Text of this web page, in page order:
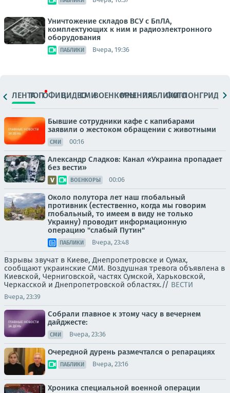
Уничтожение складов ВСУ с БпЛА,
комплектующих к ним и радиоэлектронного
оборудования
ПАБЛИКИ Вчера, 19:36
ЛЕНТАТОПОФИЦ.ВИДЕОСМИВОЕНКОРЫМНЕНИЯПАБЛИКИ
ФОТОЛОНГРИДЫ
Бывшие сотрудники кафе с капибарами
заявили о жестоком обращении с животными
СМИ 00:16
Александр Сладков: Канал «Украина пропадает
без вести»
ВОЕНКОРЫ 00:06
Около полутора лет наш глобальный
противник (естественно, когда мы говорим
глобальный, то имеем в виду не только
Украину) проводит информационную
операцию "слабый Путин"
ПАБЛИКИ Вчера, 23:48
Взрывы звучат в Киеве, Днепропетровске и Сумах,
сообщают украинские СМИ. Воздушная тревога объявлена в
Киевской, Черниговской, частях Сумской, Харьковской,
Черкасской и Днепропетровской областях.// ВЕСТИ
Вчера, 23:39
Собрали главное к этому часу в вечернем
дайджесте:
СМИ Вчера, 23:36
Очередной дурень размечтался о репарациях
ПАБЛИКИ Вчера, 23:16
Хроника специальной военной операции